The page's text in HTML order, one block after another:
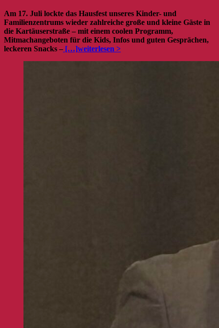
Am 17. Juli lockte das Hausfest unseres Kinder- und
Familienzentrums wieder zahlreiche große und kleine Gäste in
die Kartäuserstraße – mit einem coolen Programm,
Mitmachangeboten für die Kids, Infos und guten Gesprächen,
leckeren Snacks – […]weiterlesen >